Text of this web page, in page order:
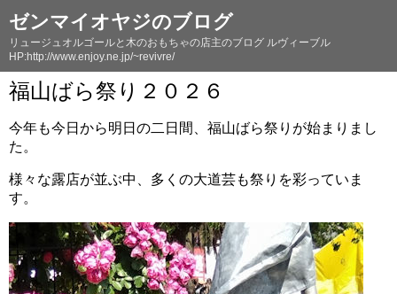
ゼンマイオヤジのブログ
リュージュオルゴールと木のおもちゃの店主のブログ ルヴィーブル
HP:http://www.enjoy.ne.jp/~revivre/
福山ばら祭り２０２６
今年も今日から明日の二日間、福山ばら祭りが始まりまし
た。
様々な露店が並ぶ中、多くの大道芸も祭りを彩っていま
す。